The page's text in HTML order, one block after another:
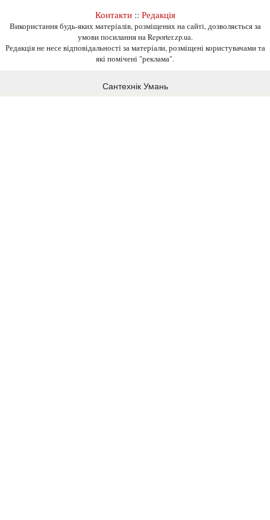
Контакти:: Редакція
Використання будь-яких матеріалів, розміщених на сайті, дозволяється за
умови посилання на Reporter.zp.ua.
Редакція не несе відповідальності за матеріали, розміщені користувачами та
які помічені "реклама".
Сантехнік Умань